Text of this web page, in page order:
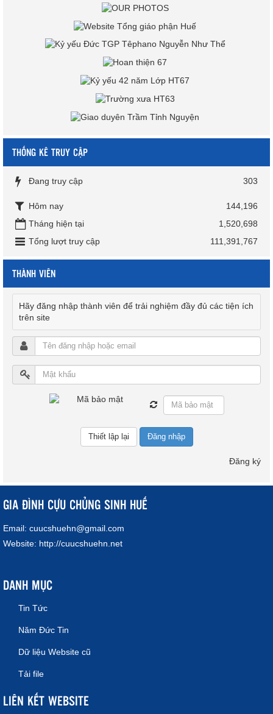
THỐNG KÊ TRUY CẬP
Đang truy cập 303
Hôm nay
144,196
Tháng hiện tại
1,520,698
Tổng lượt truy cập
111,391,767
THÀNH VIÊN
Hãy đăng nhập thành viên để trải nghiệm đầy đủ các tiện ích
trên site
Đăng nhập
Đăng ký
GIA ĐÌNH CỰU CHỦNG SINH HUẾ
Email: cuucshuehn@gmail.com
Website: http://cuucshuehn.net
DANH MỤC
Tin Tức
Năm Đức Tin
Dữ liệu Website cũ
Tải file
LIÊN KẾT WEBSITE